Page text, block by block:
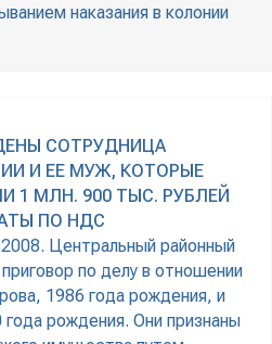
наказания в колонии
СОТРУДНИЦА
И ЕЕ МУЖ, КОТОРЫЕ
1 МЛН. 900 ТЫС. РУБЛЕЙ
ПО НДС
Центральный районный
по делу в отношении
1986 года рождения, и
рождения. Они признаны